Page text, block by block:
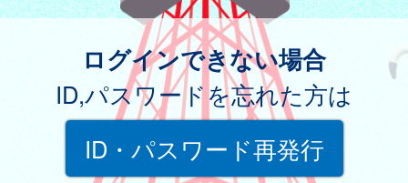
ログインできない場合
ID,パスワードを忘れた方は
ID・パスワード再発行